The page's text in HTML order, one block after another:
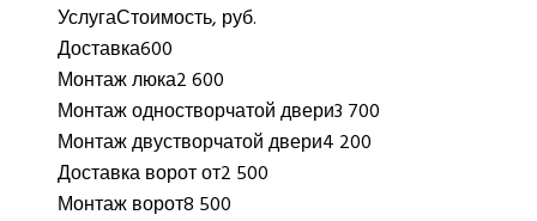
УслугаСтоимость, руб.
Доставка600
Монтаж люка2 600
Монтаж одностворчатой двери3 700
Монтаж двустворчатой двери4 200
Доставка ворот от2 500
Монтаж ворот8 500